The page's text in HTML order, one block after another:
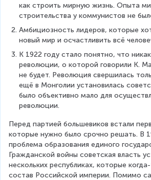
как строить мирную жизнь. Опыта
строительства у коммунистов не
Амбициозность лидеров, которые
новый мир и осчастливить всё
К 1922 году стало понятно, что
революции, о которой говорили К.
не будет. Революция свершилась
ещё в Монголии установилась
было объективно мало для
революции.
Перед партией большевиков встали
которые нужно было срочно решать. В
проблема образования единого
Гражданской войны советская власть
нескольких республиках, которые
состав Российской империи. Помимо